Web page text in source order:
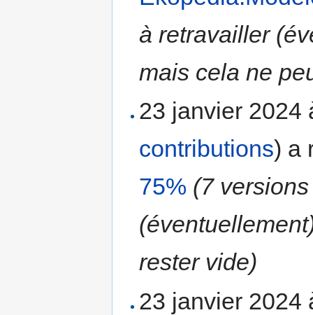
à retravailler
mais cela ne
23 janvier 2024
contributions) a
75% (7
rester vide)
23 janvier 2024